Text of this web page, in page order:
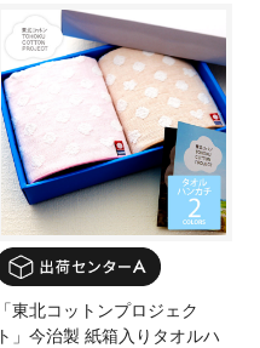
「東北コットンプロジェク
ト」今治製 紙箱入りタオルハ